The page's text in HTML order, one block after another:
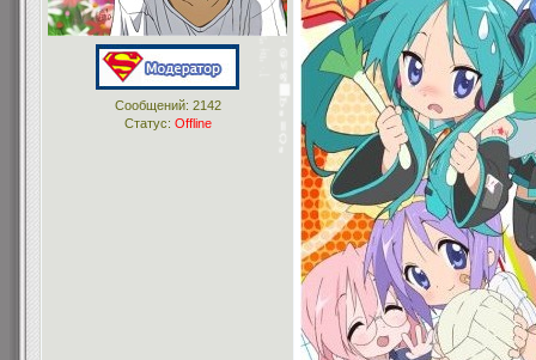
Сообщений: 2142
Статус: Offline